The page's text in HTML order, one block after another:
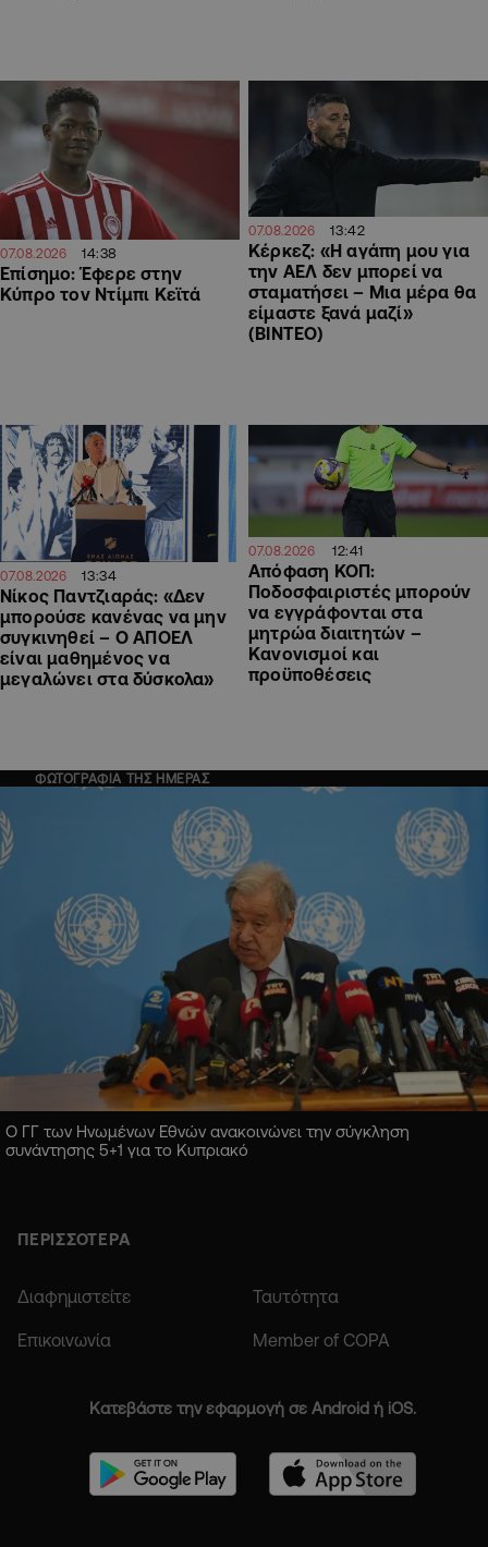
07.08.2026 14:38
Επίσημο: Έφερε στην
Κύπρο τον Ντίμπι Κεϊτά
07.08.2026 13:42
Κέρκεζ: «Η αγάπη μου για
την ΑΕΛ δεν μπορεί να
σταματήσει – Μια μέρα θα
είμαστε ξανά μαζί»
(ΒΙΝΤΕΟ)
07.08.2026 13:34
Νίκος Παντζιαράς: «Δεν
μπορούσε κανένας να μην
συγκινηθεί – Ο ΑΠΟΕΛ
είναι μαθημένος να
μεγαλώνει στα δύσκολα»
07.08.2026 12:41
Απόφαση ΚΟΠ:
Ποδοσφαιριστές μπορούν
να εγγράφονται στα
μητρώα διαιτητών –
Κανονισμοί και
προϋποθέσεις
ΦΩΤΟΓΡΑΦΙΑ ΤΗΣ ΗΜΕΡΑΣ
Ο ΓΓ των Ηνωμένων Εθνών ανακοινώνει την σύγκληση
συνάντησης 5+1 για το Κυπριακό
ΠΕΡΙΣΣΟΤΕΡΑ
Διαφημιστείτε Ταυτότητα
Επικοινωνία Member of COPA
Κατεβάστε την εφαρμογή σε Android ή iOS.